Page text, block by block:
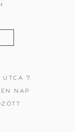
UTCA 7.
NAP